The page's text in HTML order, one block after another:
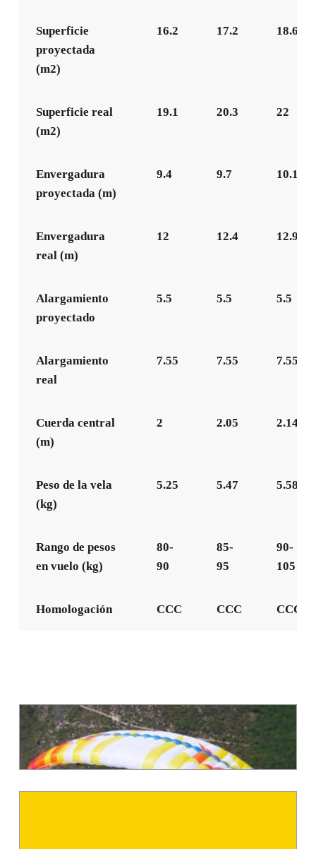
Superficie
proyectada
(m2)
16.2 17.2 18.6
Superficie real
(m2)
19.1 20.3 22
Envergadura
proyectada (m)
9.4 9.7 10.1
Envergadura
real (m)
12 12.4 12.9
Alargamiento
proyectado
5.5 5.5 5.5
Alargamiento
real
7.55 7.55 7.55
Cuerda central
(m)
2 2.05 2.14
Peso de la vela
(kg)
5.25 5.47 5.58
Rango de pesos
en vuelo (kg)
80-
90
85-
95
90-
105
Homologación CCC CCC CCC